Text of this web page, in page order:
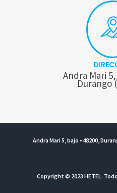
Andra Mari
Durango
Andra Mari 5, bajo • 48200,
Copyright © 2023 HETEL.